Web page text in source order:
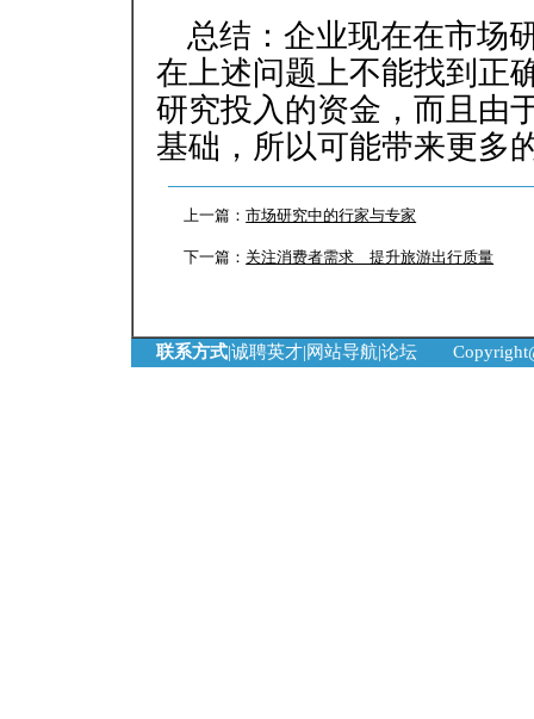
总结：企业现在在市场
在上述问题上不能找到正
研究投入的资金，而且由
基础，所以可能带来更多
上一篇：市场研究中的行家与专家
下一篇： 关注消费者需求 提升旅游出行质量
联系方式|诚聘英才|网站导航|论坛